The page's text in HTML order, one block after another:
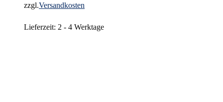
zzgl.Versandkosten
Lieferzeit: 2 - 4 Werktage